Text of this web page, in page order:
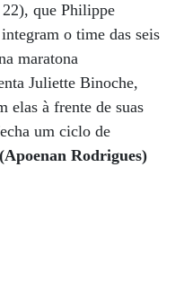
que Philippe
o time das seis
maratona
Juliette Binoche,
elas à frente de suas
um ciclo de
(Apoenan Rodrigues)